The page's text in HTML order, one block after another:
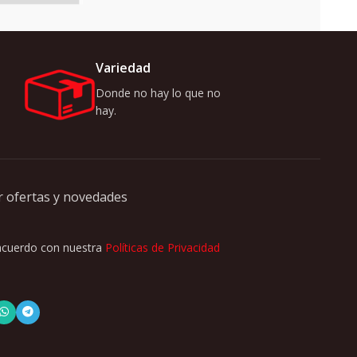
Variedad
Donde no hay lo que no
hay.
ofertas y novedades
con nuestra Políticas de Privacidad